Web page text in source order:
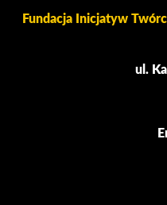
Fundacja Inicjatyw
ul.